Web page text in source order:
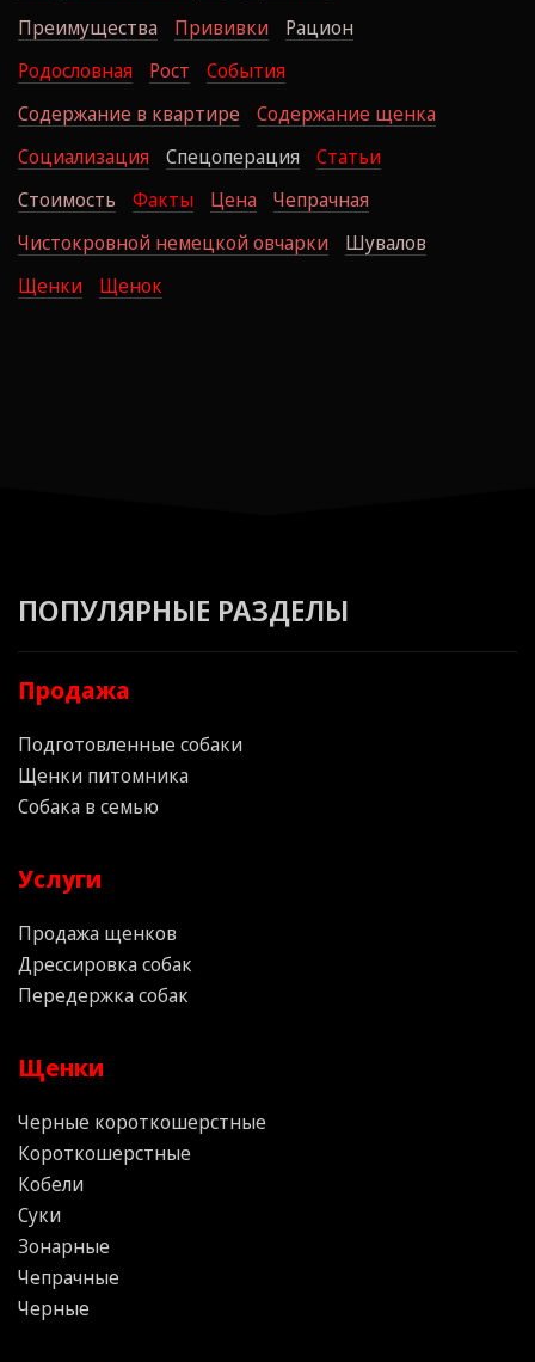
Преимущества
Прививки
Рацион
Родословная
Рост
События
Содержание в квартире
Содержание щенка
Социализация
Спецоперация
Статьи
Стоимость
Факты Цена
Чепрачная
Чистокровной немецкой овчарки
Шувалов
Щенки
Щенок
ПОПУЛЯРНЫЕ РАЗДЕЛЫ
Продажа
Подготовленные собаки
Щенки питомника
Собака в семью
Услуги
Продажа щенков
Дрессировка собак
Передержка собак
Щенки
Черные короткошерстные
Короткошерстные
Кобели
Суки
Зонарные
Чепрачные
Черные